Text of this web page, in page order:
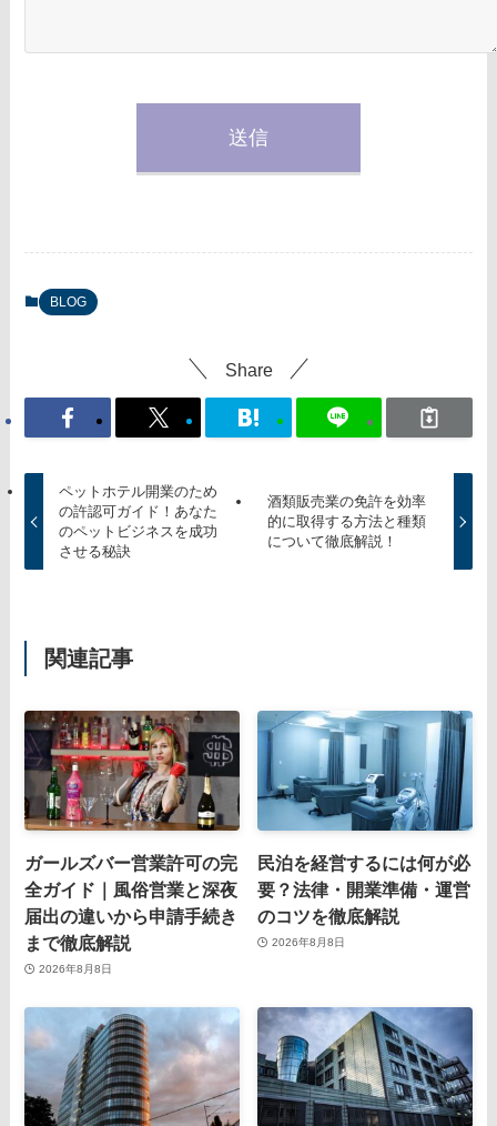
BLOG
Share
ペットホテル開業のため
の許認可ガイド！あなた
のペットビジネスを成功
させる秘訣
酒類販売業の免許を効率
的に取得する方法と種類
について徹底解説！
関連記事
ガールズバー営業許可の完
全ガイド｜風俗営業と深夜
届出の違いから申請手続き
まで徹底解説
2026年8月8日
民泊を経営するには何が必
要？法律・開業準備・運営
のコツを徹底解説
2026年8月8日